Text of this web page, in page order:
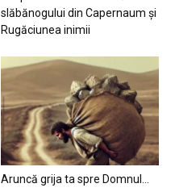
slăbănogului din Capernaum și
Rugăciunea inimii
Aruncă grija ta spre Domnul…